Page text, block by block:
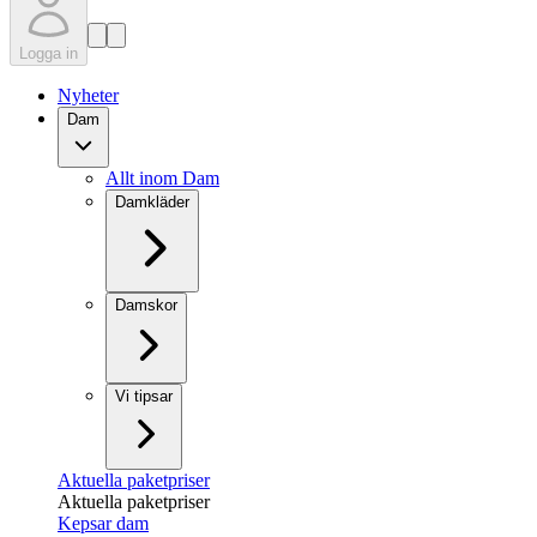
Logga in
Nyheter
Dam
Allt inom Dam
Damkläder
Damskor
Vi tipsar
Aktuella paketpriser
Aktuella paketpriser
Kepsar dam